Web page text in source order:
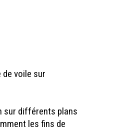
de voile sur
sur différents plans
les fins de